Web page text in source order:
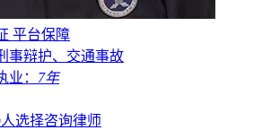
平台保障
事辩护、交通事故
业： 7年
人选择咨询律师